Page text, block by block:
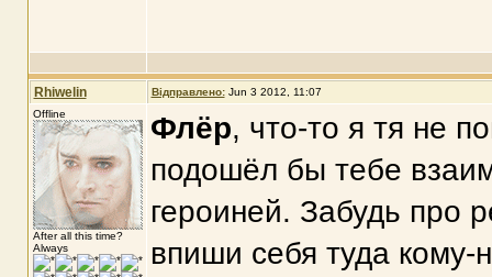
Rhiwelin Відправлено: Jun 3 2012, 11:07
Offline
After all this time?
Always
Флёр, что-то я тя не
подошёл бы тебе
героиней. Забудь про
впиши себя туда кому-